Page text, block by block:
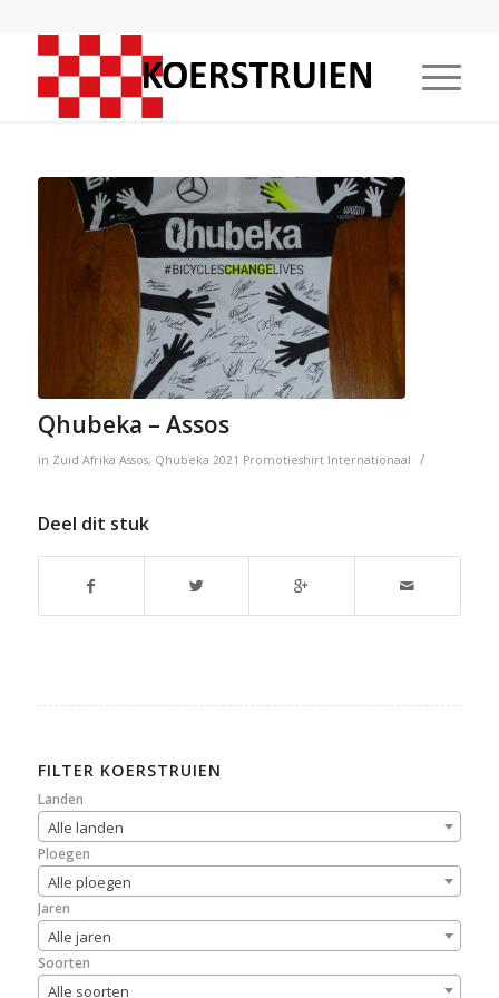
Qhubeka – Assos
in Zuid Afrika Assos, Qhubeka 2021 Promotieshirt Internationaal /
Deel dit stuk
FILTER KOERSTRUIEN
Landen
Alle landen
Ploegen
Alle ploegen
Jaren
Alle jaren
Soorten
Alle soorten